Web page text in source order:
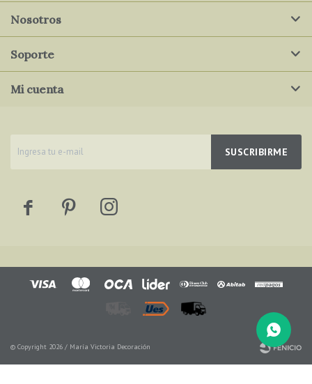
SUSCRIBIRME
  
Nosotros
Soporte
Mi cuenta
© Copyright 2026 / María Victoria Decoración